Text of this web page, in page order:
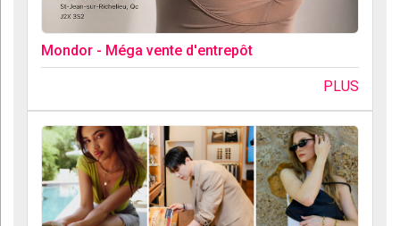
Mondor - Méga vente d'entrepôt
PLUS